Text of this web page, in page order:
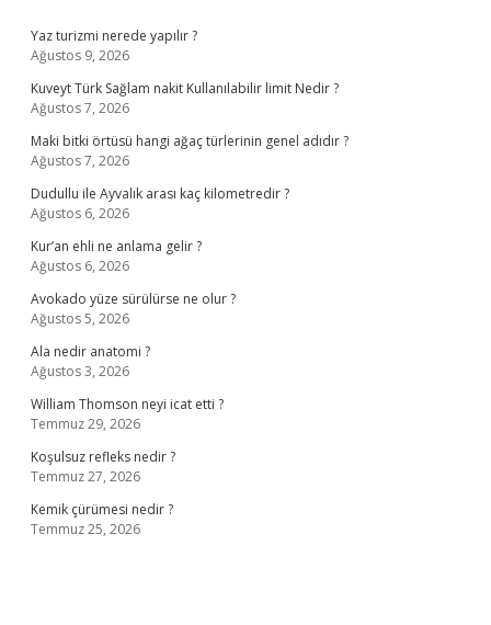
Yaz turizmi nerede yapılır ?
Ağustos 9, 2026
Kuveyt Türk Sağlam nakit Kullanılabilir limit Nedir ?
Ağustos 7, 2026
Maki bitki örtüsü hangi ağaç türlerinin genel adıdır ?
Ağustos 7, 2026
Dudullu ile Ayvalık arası kaç kilometredir ?
Ağustos 6, 2026
Kur’an ehli ne anlama gelir ?
Ağustos 6, 2026
Avokado yüze sürülürse ne olur ?
Ağustos 5, 2026
Ala nedir anatomi ?
Ağustos 3, 2026
William Thomson neyi icat etti ?
Temmuz 29, 2026
Koşulsuz refleks nedir ?
Temmuz 27, 2026
Kemik çürümesi nedir ?
Temmuz 25, 2026